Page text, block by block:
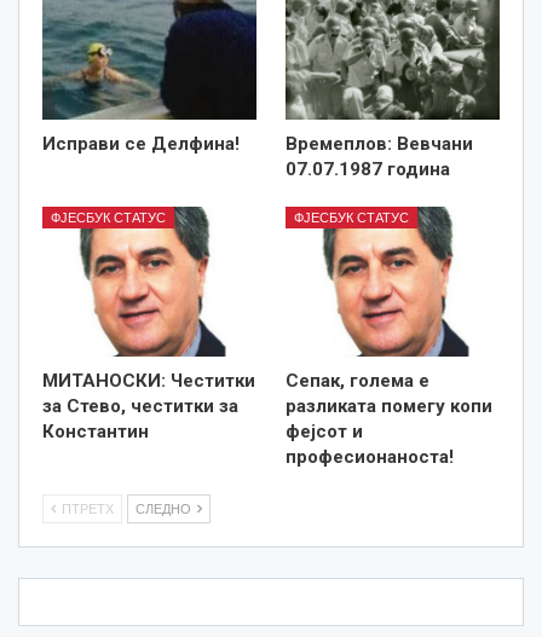
Исправи се Делфина!
Времеплов: Вевчани
07.07.1987 година
ФЈЕСБУК СТАТУС
MИТАНОСКИ: Честитки
за Стево, честитки за
Константин
ФЈЕСБУК СТАТУС
Сепак, голема е
разликата помегу копи
фејсот и
професионаноста!
ПТРЕТХ СЛЕДНО